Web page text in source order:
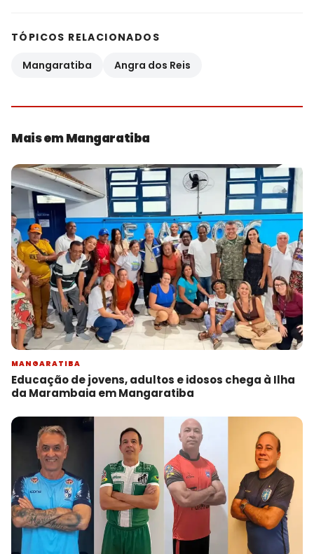
TÓPICOS RELACIONADOS
Mangaratiba
Angra dos Reis
Mais em Mangaratiba
MANGARATIBA
Educação de jovens, adultos e idosos chega à Ilha
da Marambaia em Mangaratiba